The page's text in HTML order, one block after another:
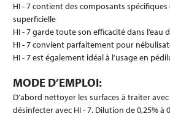
HI - 7 contient des composants
superficielle
HI - 7 garde toute son efficacité dans l’eau
HI - 7 convient parfaitement pour
HI - 7 est également idéal à l’usage en
MODE D’EMPLOI:
D’abord nettoyer les surfaces à traiter avec
désinfecter avec HI - 7. Dilution de 0,25% à